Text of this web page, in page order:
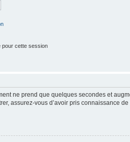
pour cette session
ne prend que quelques secondes et
assurez-vous d’avoir pris connaissance